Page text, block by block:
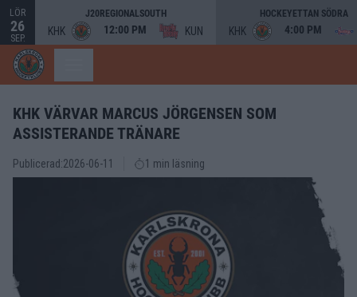
LÖR
26
SEP.
J20REGIONALSOUTH
KHK 12:00 PM KUN
HOCKEYETTAN SÖDRA
KHK 4:00 PM
KHK VÄRVAR MARCUS JÖRGENSEN SOM
ASSISTERANDE TRÄNARE
Publicerad:2026-06-11 1 min läsning